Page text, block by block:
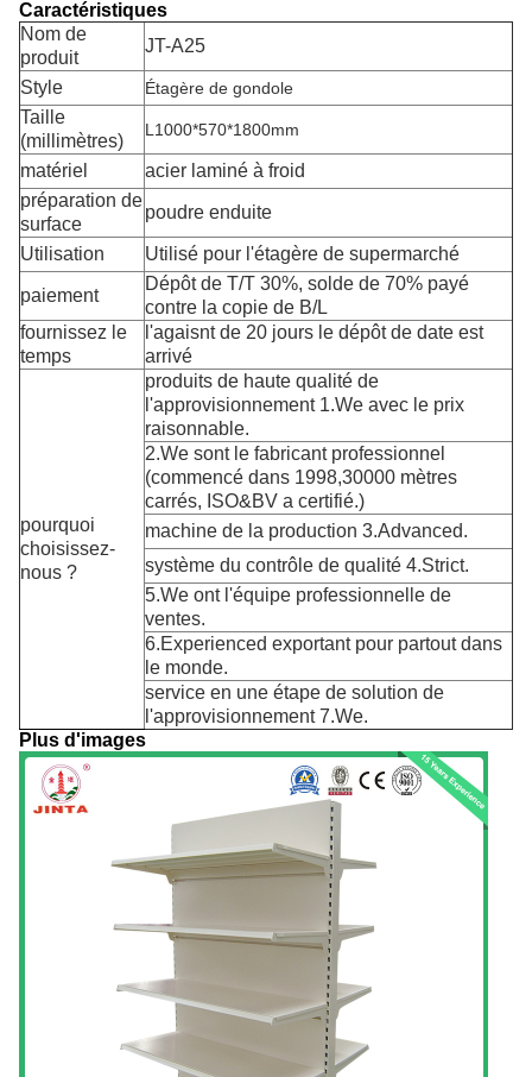
Caractéristiques
Nom de
produit
JT-A25
Style Étagère de gondole
Taille
(millimètres)
L1000*570*1800mm
matériel
acier laminé à froid
préparation de
surface
poudre enduite
Utilisation Utilisé pour l'étagère de supermarché
paiement
Dépôt de T/T 30%, solde de 70% payé
contre la copie de B/L
fournissez le
temps
l'agaisnt de 20 jours le dépôt de date est
arrivé
pourquoi
choisissez-
nous ?
produits de haute qualité de
l'approvisionnement 1.We avec le prix
raisonnable.
2.We sont le fabricant professionnel
(commencé dans 1998,30000 mètres
carrés, ISO&BV a certifié.)
machine de la production 3.Advanced.
système du contrôle de qualité 4.Strict.
5.We ont l'équipe professionnelle de
ventes.
6.Experienced exportant pour partout dans
le monde.
service en une étape de solution de
l'approvisionnement 7.We.
Plus d'images